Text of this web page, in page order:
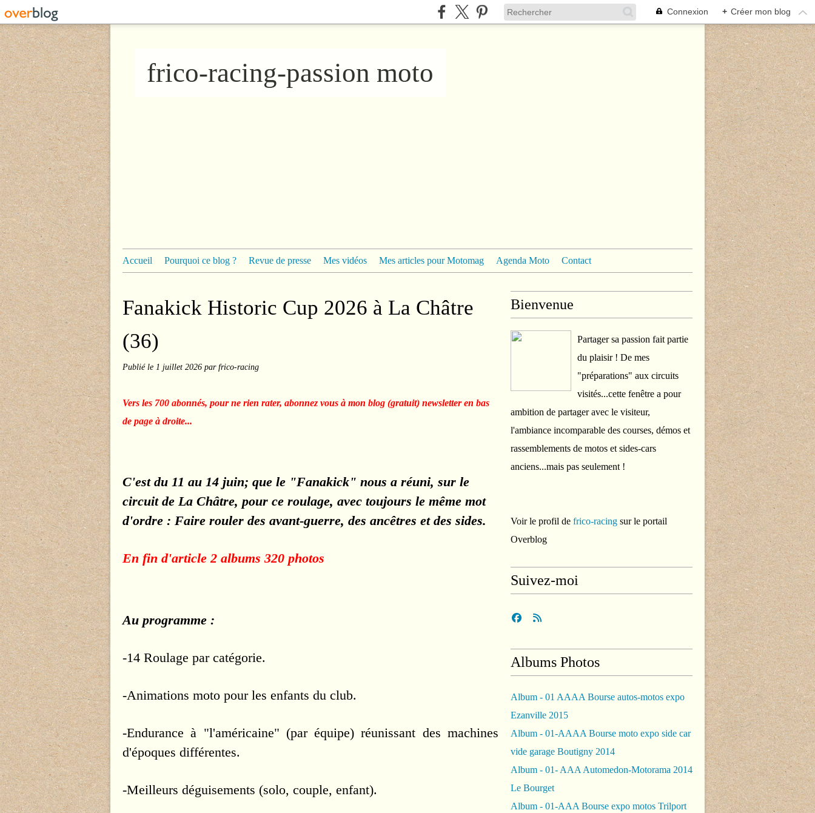
Connexion + Créer mon blog
frico-racing-passion moto
Accueil Pourquoi ce blog ? Revue de presse Mes vidéos Mes articles pour Motomag Agenda Moto Contact
Fanakick Historic Cup 2026 à La Châtre
(36)
Publié le 1 juillet 2026 par frico-racing
Vers les 700 abonnés, pour ne rien rater, abonnez vous à mon blog (gratuit) newsletter en bas
de page à droite...
C'est du 11 au 14 juin; que le "Fanakick" nous a réuni, sur le
circuit de La Châtre, pour ce roulage, avec toujours le même mot
d'ordre : Faire rouler des avant-guerre, des ancêtres et des sides.
En fin d'article 2 albums 320 photos
Au programme :
-14 Roulage par catégorie.
-Animations moto pour les enfants du club.
-Endurance à "l'américaine" (par équipe) réunissant des machines
d'époques différentes.
-Meilleurs déguisements (solo, couple, enfant).
Bienvenue
Partager sa passion fait partie
du plaisir ! De mes
"préparations" aux circuits
visités...cette fenêtre a pour
ambition de partager avec le visiteur,
l'ambiance incomparable des courses, démos et
rassemblements de motos et sides-cars
anciens...mais pas seulement !
Voir le profil de frico-racing sur le portail
Overblog
Suivez-moi
Albums Photos
Album - 01 AAAA Bourse autos-motos expo
Ezanville 2015
Album - 01-AAAA Bourse moto expo side car
vide garage Boutigny 2014
Album - 01- AAA Automedon-Motorama 2014
Le Bourget
Album - 01-AAA Bourse expo motos Trilport